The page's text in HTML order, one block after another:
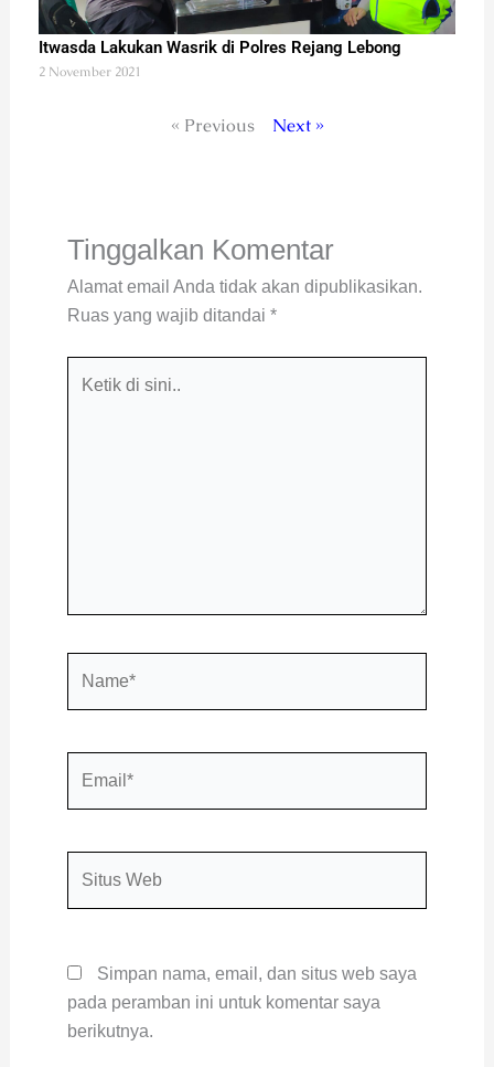
Itwasda Lakukan Wasrik di Polres Rejang Lebong
2 November 2021
« Previous Next »
Tinggalkan Komentar
Alamat email Anda tidak akan dipublikasikan.
Ruas yang wajib ditandai *
Simpan nama, email, dan situs web saya
pada peramban ini untuk komentar saya
berikutnya.